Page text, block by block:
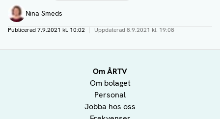
Författare
Nina Smeds
Publicerad7.9.2021 kl. 10:02 | Uppdaterad8.9.2021 kl. 19:08
Om ÅRTV
Om bolaget
Personal
Jobba hos oss